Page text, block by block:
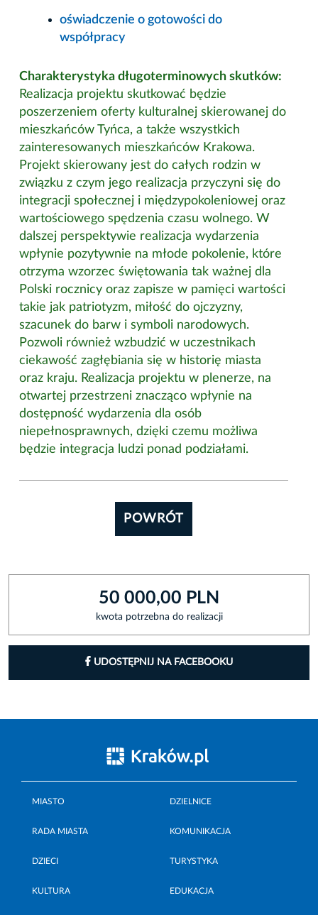
oświadczenie o gotowości do
współpracy
Charakterystyka długoterminowych skutków:
Realizacja projektu skutkować będzie
poszerzeniem oferty kulturalnej skierowanej do
mieszkańców Tyńca, a także wszystkich
zainteresowanych mieszkańców Krakowa.
Projekt skierowany jest do całych rodzin w
związku z czym jego realizacja przyczyni się do
integracji społecznej i międzypokoleniowej oraz
wartościowego spędzenia czasu wolnego. W
dalszej perspektywie realizacja wydarzenia
wpłynie pozytywnie na młode pokolenie, które
otrzyma wzorzec świętowania tak ważnej dla
Polski rocznicy oraz zapisze w pamięci wartości
takie jak patriotyzm, miłość do ojczyzny,
szacunek do barw i symboli narodowych.
Pozwoli również wzbudzić w uczestnikach
ciekawość zagłębiania się w historię miasta
oraz kraju. Realizacja projektu w plenerze, na
otwartej przestrzeni znacząco wpłynie na
dostępność wydarzenia dla osób
niepełnosprawnych, dzięki czemu możliwa
będzie integracja ludzi ponad podziałami.
POWRÓT
50 000,00 PLN
kwota potrzebna do realizacji
UDOSTĘPNIJ NA FACEBOOKU
MIASTO DZIELNICE
RADA MIASTA KOMUNIKACJA
DZIECI TURYSTYKA
KULTURA EDUKACJA